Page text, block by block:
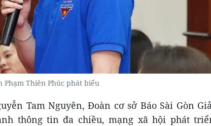
Phạm Thiên Phúc phát biểu
Tam Nguyên, Đoàn cơ sở Báo Sài Gòn
thông tin đa chiều, mạng xã hội phát